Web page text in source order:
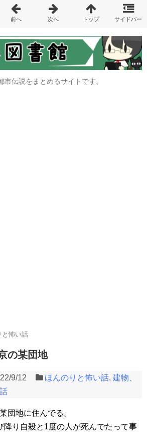
伝説をまとめるサイトです。
と怖い話
の某団地
9/12 ほんのりと怖い話,建物、
団地に住んでる。
降り自殺と1度の人が死んでたって事